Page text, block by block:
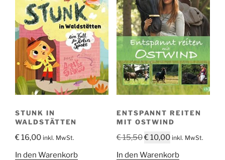
STUNK IN
WALDSTÄTTEN
€16,00 inkl. MwSt.
In den Warenkorb
ENTSPANNT REITEN
MIT OSTWIND
€15,50Ursprünglicher
€10,00Aktueller
inkl. MwSt.
In den Warenkorb